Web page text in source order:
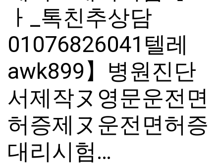
ㅏ_톡친추상담
01076826041텔레
awk899】병원진단
서제작ヌ영문운전면
허증제ヌ운전면허증
대리시험…